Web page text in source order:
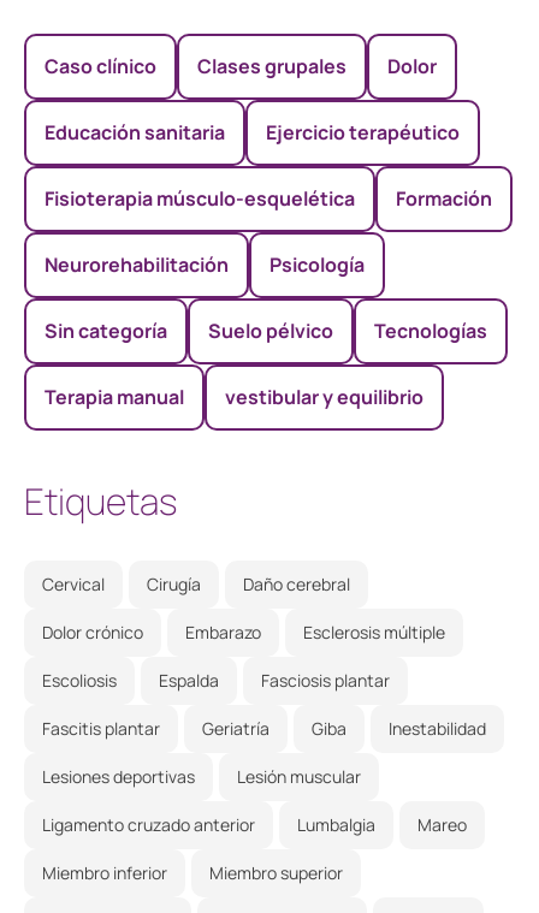
Caso clínico Clases grupales Dolor
Educación sanitaria Ejercicio terapéutico
Fisioterapia músculo-esquelética Formación
Neurorehabilitación Psicología
Sin categoría Suelo pélvico Tecnologías
Terapia manual vestibular y equilibrio
Etiquetas
Cervical Cirugía Daño cerebral
Dolor crónico Embarazo Esclerosis múltiple
Escoliosis Espalda Fasciosis plantar
Fascitis plantar Geriatría Giba Inestabilidad
Lesiones deportivas Lesión muscular
Ligamento cruzado anterior Lumbalgia Mareo
Miembro inferior Miembro superior